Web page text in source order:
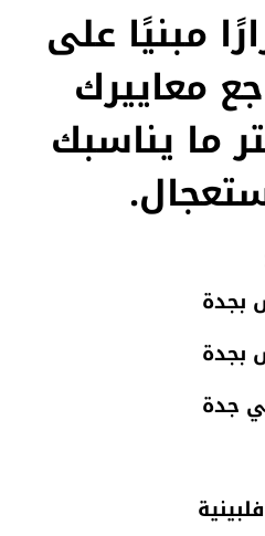
مبنيًا على
معاييرك
ما يناسبك
بجدة
بجدة
جدة